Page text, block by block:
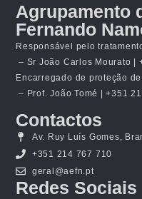
Agrupamento
Fernando
Responsável pelo
– Sr João Carlos Mourato |
Encarregado de proteção
– Prof. João Tomé | +351
Contactos
Av. Ruy Luís Gomes,
+351 214 767 710
geral@aefn.pt
Redes Sociais